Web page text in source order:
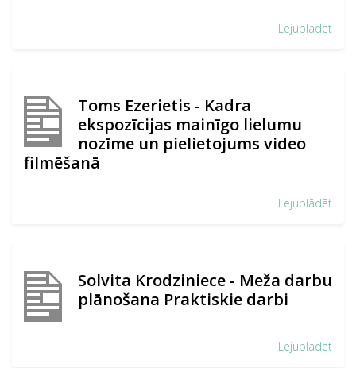
Lejuplādēt
Toms Ezerietis - Kadra
ekspozīcijas mainīgo lielumu
nozīme un pielietojums video
filmēšanā
Lejuplādēt
Solvita Krodziniece - Meža darbu
plānošana Praktiskie darbi
Lejuplādēt